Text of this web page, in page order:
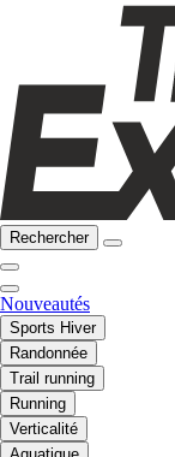
Rechercher
Nouveautés
Sports Hiver
Randonnée
Trail running
Running
Verticalité